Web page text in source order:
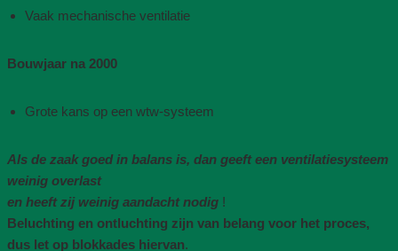
Vaak mechanische ventilatie​
Bouwjaar na 2000
Grote kans op een wtw-systeem
Als de zaak goed in balans is, dan geeft een ventilatiesysteem
weinig overlast
en heeft zij weinig aandacht nodig !
Beluchting en ontluchting zijn van belang voor het proces,
dus let op blokkades hiervan.